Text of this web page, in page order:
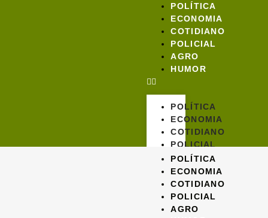
POLÍTICA
ECONOMIA
COTIDIANO
POLICIAL
AGRO
HUMOR
POLÍTICA
ECONOMIA
COTIDIANO
POLICIAL
AGRO
HUMOR
POLÍTICA
ECONOMIA
COTIDIANO
POLICIAL
AGRO